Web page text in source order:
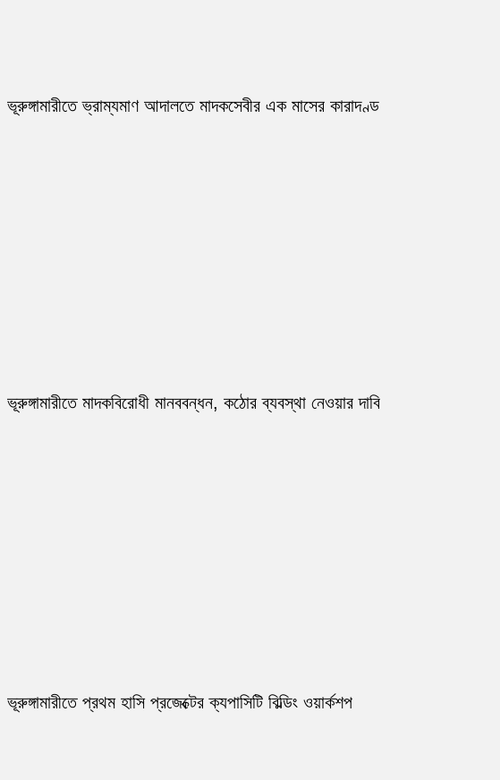
ভূরুঙ্গামারীতে ভ্রাম্যমাণ আদালতে মাদকসেবীর এক মাসের কারাদণ্ড
ভূরুঙ্গামারীতে মাদকবিরোধী মানববন্ধন, কঠোর ব্যবস্থা নেওয়ার দাবি
ভূরুঙ্গামারীতে প্রথম হাসি প্রজেক্টের ক্যপাসিটি বিল্ডিং ওয়ার্কশপ